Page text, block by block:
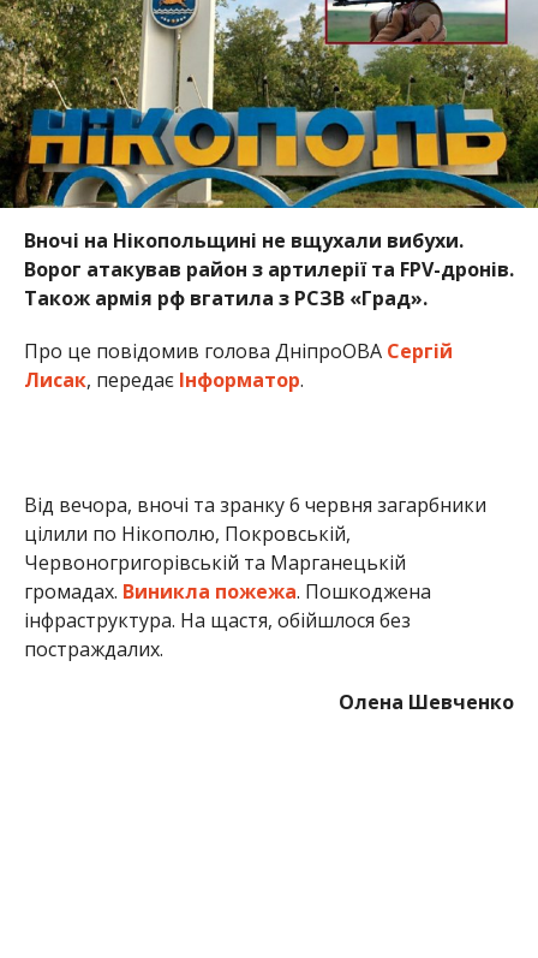
Вночі на Нікопольщині не вщухали вибухи.
Ворог атакував район з артилерії та FPV-дронів.
Також армія рф вгатила з РСЗВ «Град».
Про це повідомив голова ДніпроОВА Сергій
Лисак, передає Інформатор.
Від вечора, вночі та зранку 6 червня загарбники
цілили по Нікополю, Покровській,
Червоногригорівській та Марганецькій
громадах. Виникла пожежа. Пошкоджена
інфраструктура. На щастя, обійшлося без
постраждалих.
Олена Шевченко